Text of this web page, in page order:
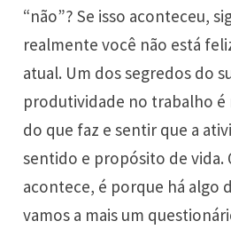
“não”? Se isso aconteceu,
realmente você não está
atual. Um dos segredos do
produtividade no trabalho
do que faz e sentir que a
sentido e propósito de vida.
acontece, é porque há algo
vamos a mais um